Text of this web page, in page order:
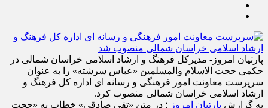
پارتیان امروز- مدیرکل فرهنگ و ارشاد اسلامی خراسان شمالی در
حکمی حجت الاسلام والمسلمین «عباس سرشته» را به عنوان
سرپرست معاونت امور فرهنگی و رسانه ای اداره کل فرهنگ و
ارشاد اسلامی خراسان شمالی منصوب کرد.
به گزارش پارتیان امروز ؛ در متن «تقی صادقی» خطاب به «حجت